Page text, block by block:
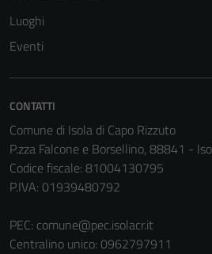
Luoghi
Eventi
CONTATTI
Comune di Isola di Capo Rizzuto
P.zza Falcone e Borsellino, 88841 -
Codice fiscale: 81004130795
P.IVA: 01939480792
PEC: comune@pec.isolacr.it
Centralino unico: 0962797911